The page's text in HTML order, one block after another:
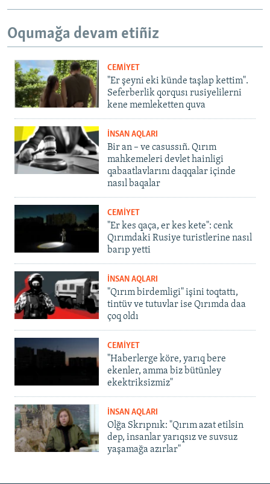
Oqumağa devam etiñiz
CEMİYET
"Er şeyni eki künde taşlap kettim".
Seferberlik qorqusı rusiyelilerni
kene memleketten quva
İNSAN AQLARI
Bir an – ve casussıñ. Qırım
mahkemeleri devlet hainligi
qabaatlavlarını daqqalar içinde
nasıl baqalar
CEMİYET
"Er kes qaça, er kes kete": cenk
Qırımdaki Rusiye turistlerine nasıl
barıp yetti
İNSAN AQLARI
"Qırım birdemligi" işini toqtattı,
tintüv ve tutuvlar ise Qırımda daa
çoq oldı
CEMİYET
"Haberlerge köre, yarıq bere
ekenler, amma biz bütünley
ekektriksizmiz"
İNSAN AQLARI
Olğa Skrıpnık: "Qırım azat etilsin
dep, insanlar yarıqsız ve suvsuz
yaşamağa azırlar"